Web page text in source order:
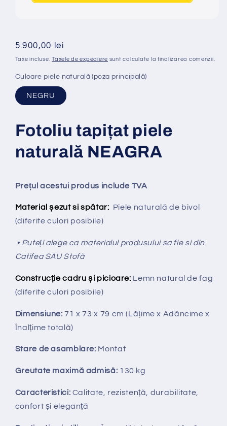
Preț
obișnuit
5.900,00 lei
Taxe incluse.Taxele de expediere sunt calculate la finalizarea comenzii.
Culoare piele naturală (poza principală)
NEGRU
Fotoliu tapițat piele
naturală NEAGRA
Prețul acestui produs include TVA
Material șezut si spătar: Piele naturală de bivol
(diferite culori posibile)
• Puteți alege ca materialul produsului sa fie si din
Catifea SAU Stofă
Construcție cadru și picioare: Lemn natural de fag
(diferite culori posibile)
Dimensiune: 71 x 73 x 79 cm(Lățime x Adâncime x
Înalțime totală)
Stare de asamblare: Montat
Greutate maximă admisă: 130 kg
Caracteristici: Calitate, rezistență, durabilitate,
confort și eleganță